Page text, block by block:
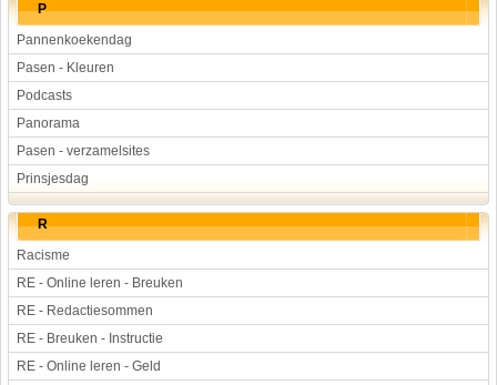
P
Pannenkoekendag
Pasen - Kleuren
Podcasts
Panorama
Pasen - verzamelsites
Prinsjesdag
R
Racisme
RE - Online leren - Breuken
RE - Redactiesommen
RE - Breuken - Instructie
RE - Online leren - Geld